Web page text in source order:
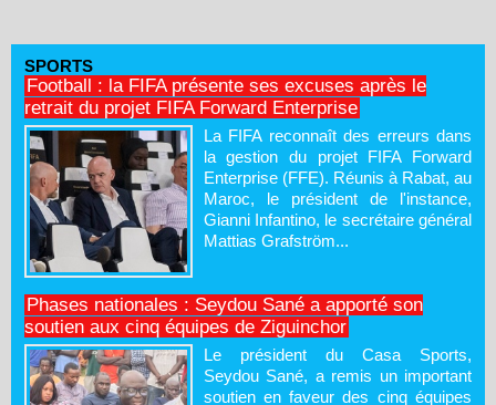
SPORTS
Football : la FIFA présente ses excuses après le
retrait du projet FIFA Forward Enterprise
La FIFA reconnaît des erreurs dans
la gestion du projet FIFA Forward
Enterprise (FFE). Réunis à Rabat, au
Maroc, le président de l'instance,
Gianni Infantino, le secrétaire général
Mattias Grafström...
Phases nationales : Seydou Sané a apporté son
soutien aux cinq équipes de Ziguinchor
Le président du Casa Sports,
Seydou Sané, a remis un important
soutien en faveur des cinq équipes